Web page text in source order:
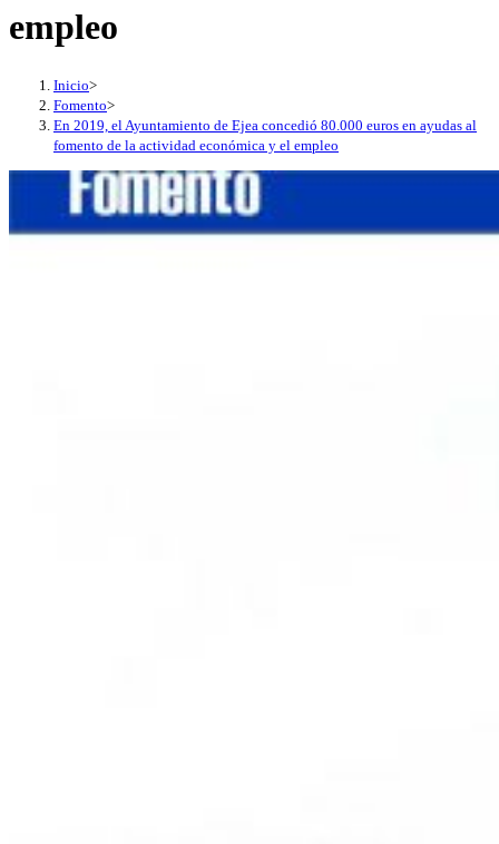
empleo
Inicio>
Fomento>
En 2019, el Ayuntamiento de Ejea concedió 80.000 euros en ayudas al
fomento de la actividad económica y el empleo